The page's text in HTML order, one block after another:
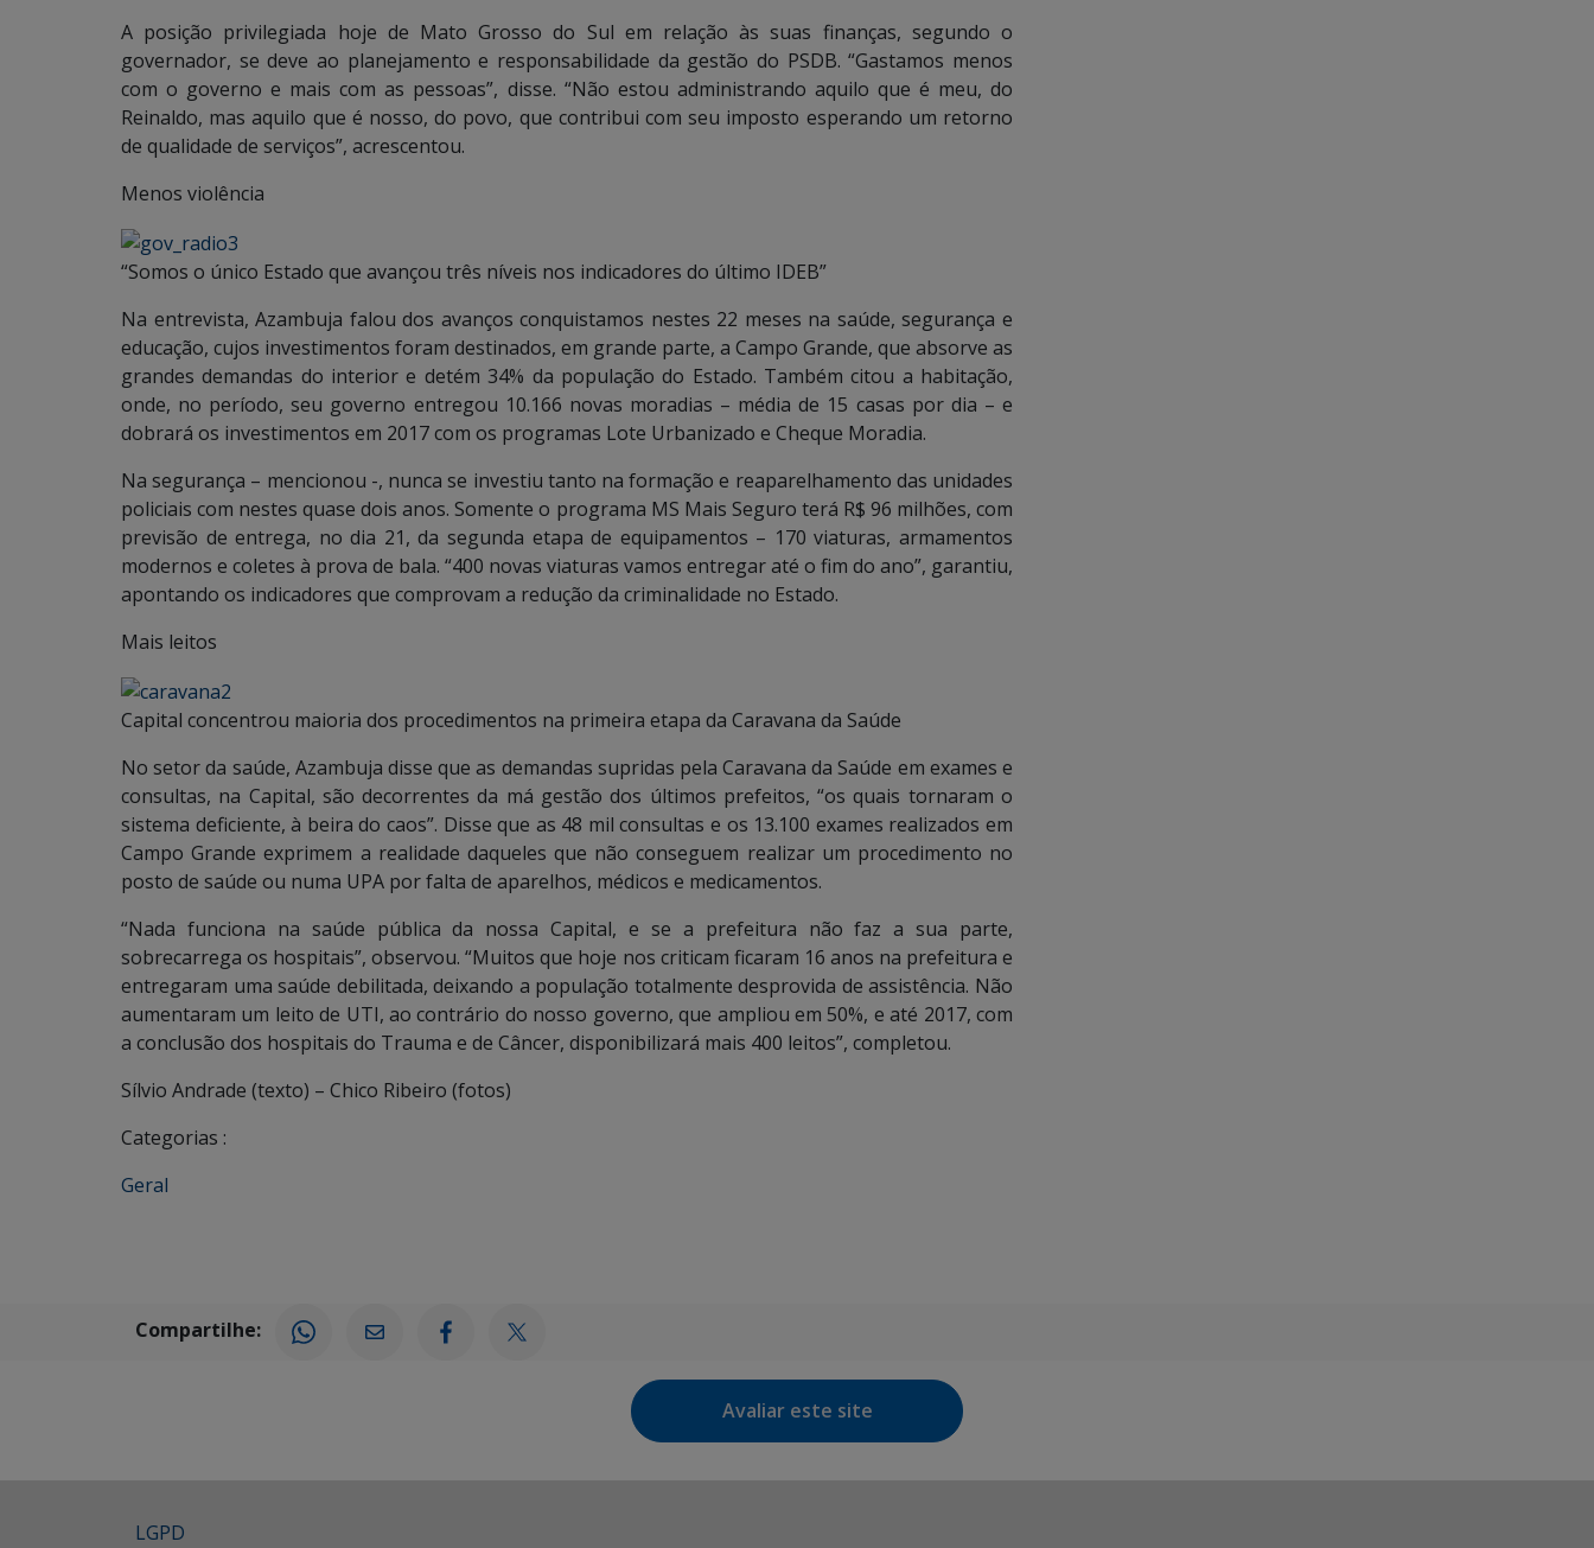
A posição privilegiada hoje de Mato Grosso do Sul em relação às suas finanças, segundo o
governador, se deve ao planejamento e responsabilidade da gestão do PSDB. “Gastamos menos
com o governo e mais com as pessoas”, disse. “Não estou administrando aquilo que é meu, do
Reinaldo, mas aquilo que é nosso, do povo, que contribui com seu imposto esperando um retorno
de qualidade de serviços”, acrescentou.
Menos violência
“Somos o único Estado que avançou três níveis nos indicadores do último IDEB”
Na entrevista, Azambuja falou dos avanços conquistamos nestes 22 meses na saúde, segurança e
educação, cujos investimentos foram destinados, em grande parte, a Campo Grande, que absorve as
grandes demandas do interior e detém 34% da população do Estado. Também citou a habitação,
onde, no período, seu governo entregou 10.166 novas moradias – média de 15 casas por dia – e
dobrará os investimentos em 2017 com os programas Lote Urbanizado e Cheque Moradia.
Na segurança – mencionou -, nunca se investiu tanto na formação e reaparelhamento das unidades
policiais com nestes quase dois anos. Somente o programa MS Mais Seguro terá R$ 96 milhões, com
previsão de entrega, no dia 21, da segunda etapa de equipamentos – 170 viaturas, armamentos
modernos e coletes à prova de bala. “400 novas viaturas vamos entregar até o fim do ano”, garantiu,
apontando os indicadores que comprovam a redução da criminalidade no Estado.
Mais leitos
Capital concentrou maioria dos procedimentos na primeira etapa da Caravana da Saúde
No setor da saúde, Azambuja disse que as demandas supridas pela Caravana da Saúde em exames e
consultas, na Capital, são decorrentes da má gestão dos últimos prefeitos, “os quais tornaram o
sistema deficiente, à beira do caos”. Disse que as 48 mil consultas e os 13.100 exames realizados em
Campo Grande exprimem a realidade daqueles que não conseguem realizar um procedimento no
posto de saúde ou numa UPA por falta de aparelhos, médicos e medicamentos.
“Nada funciona na saúde pública da nossa Capital, e se a prefeitura não faz a sua parte,
sobrecarrega os hospitais”, observou. “Muitos que hoje nos criticam ficaram 16 anos na prefeitura e
entregaram uma saúde debilitada, deixando a população totalmente desprovida de assistência. Não
aumentaram um leito de UTI, ao contrário do nosso governo, que ampliou em 50%, e até 2017, com
a conclusão dos hospitais do Trauma e de Câncer, disponibilizará mais 400 leitos”, completou.
Sílvio Andrade (texto) – Chico Ribeiro (fotos)
Categorias :
Geral
Compartilhe:
Avaliar este site
LGPD